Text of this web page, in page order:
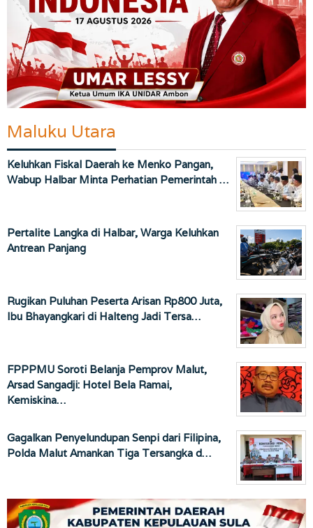
Maluku Utara
Keluhkan Fiskal Daerah ke Menko Pangan,
Wabup Halbar Minta Perhatian Pemerintah …
Pertalite Langka di Halbar, Warga Keluhkan
Antrean Panjang
Rugikan Puluhan Peserta Arisan Rp800 Juta,
Ibu Bhayangkari di Halteng Jadi Tersa…
FPPPMU Soroti Belanja Pemprov Malut,
Arsad Sangadji: Hotel Bela Ramai,
Kemiskina…
Gagalkan Penyelundupan Senpi dari Filipina,
Polda Malut Amankan Tiga Tersangka d…